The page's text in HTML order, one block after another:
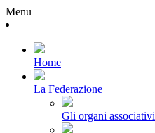
Menu
Home
La Federazione
Gli organi associativi